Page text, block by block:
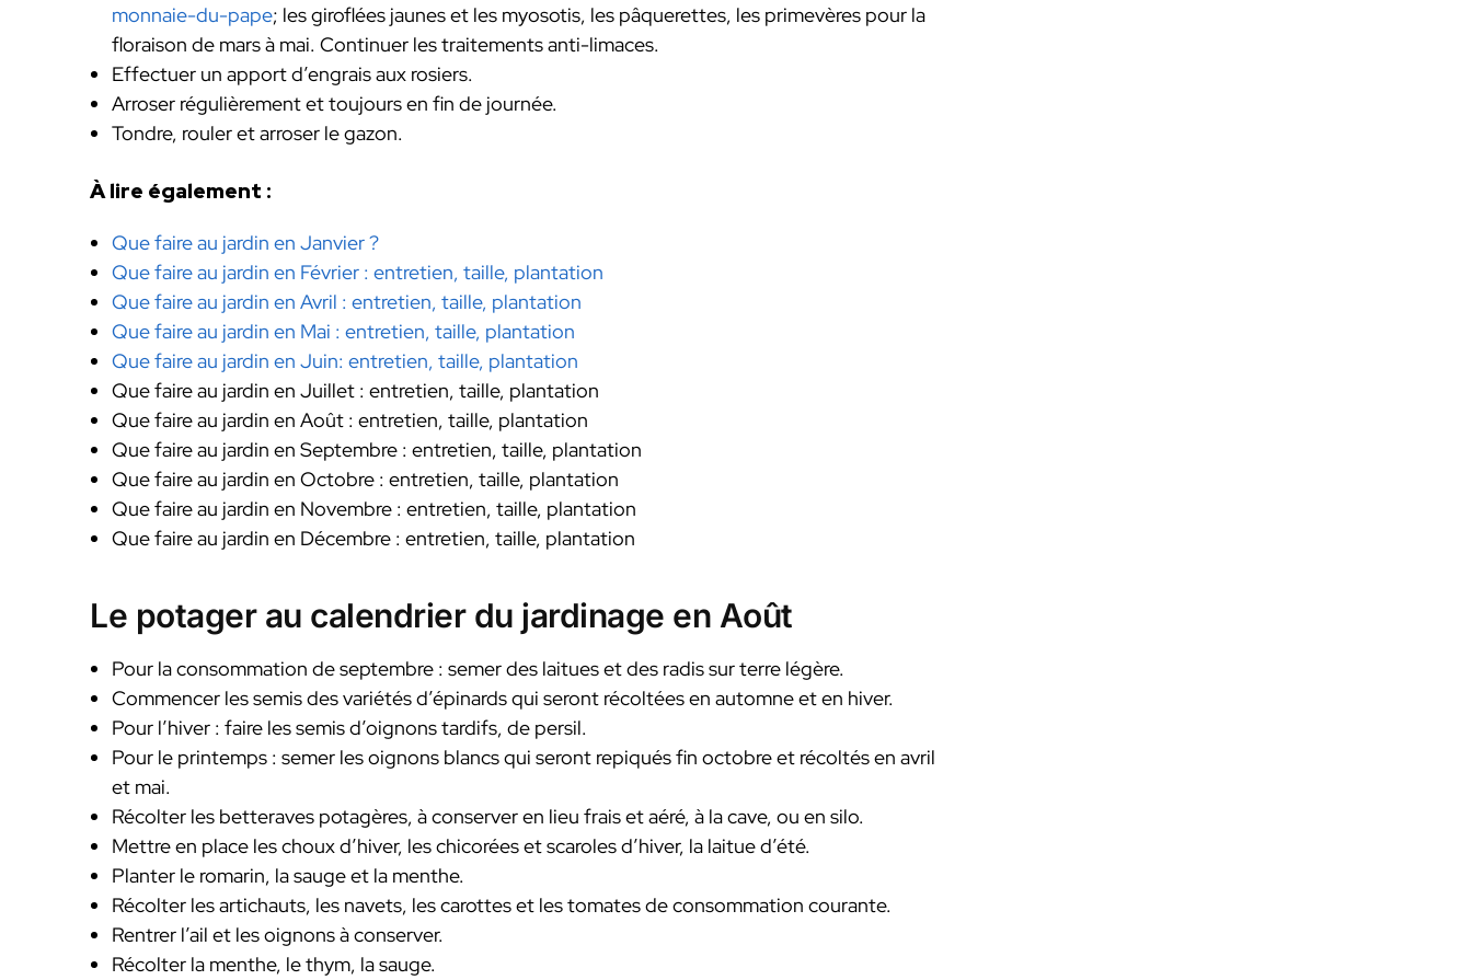
monnaie-du-pape; les giroflées jaunes et les myosotis, les pâquerettes, les primevères pour la
floraison de mars à mai. Continuer les traitements anti-limaces.
Effectuer un apport d’engrais aux rosiers.
Arroser régulièrement et toujours en fin de journée.
Tondre, rouler et arroser le gazon.
À lire également :
Que faire au jardin en Janvier ?
Que faire au jardin en Février : entretien, taille, plantation
Que faire au jardin en Avril : entretien, taille, plantation
Que faire au jardin en Mai : entretien, taille, plantation
Que faire au jardin en Juin: entretien, taille, plantation
Que faire au jardin en Juillet : entretien, taille, plantation
Que faire au jardin en Août : entretien, taille, plantation
Que faire au jardin en Septembre : entretien, taille, plantation
Que faire au jardin en Octobre : entretien, taille, plantation
Que faire au jardin en Novembre : entretien, taille, plantation
Que faire au jardin en Décembre : entretien, taille, plantation
Le potager au calendrier du jardinage en Août
Pour la consommation de septembre : semer des laitues et des radis sur terre légère.
Commencer les semis des variétés d’épinards qui seront récoltées en automne et en hiver.
Pour l’hiver : faire les semis d’oignons tardifs, de persil.
Pour le printemps : semer les oignons blancs qui seront repiqués fin octobre et récoltés en avril
et mai.
Récolter les betteraves potagères, à conserver en lieu frais et aéré, à la cave, ou en silo.
Mettre en place les choux d’hiver, les chicorées et scaroles d’hiver, la laitue d’été.
Planter le romarin, la sauge et la menthe.
Récolter les artichauts, les navets, les carottes et les tomates de consommation courante.
Rentrer l’ail et les oignons à conserver.
Récolter la menthe, le thym, la sauge.